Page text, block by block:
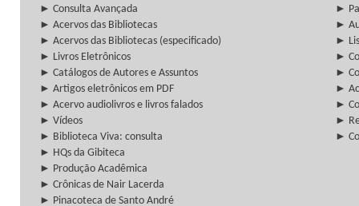
► Consulta Avançada
►
► Acervos das Bibliotecas
►
► Acervos das Bibliotecas (especificado)
►
► Livros Eletrônicos
►
► Catálogos de Autores e Assuntos
►
► Artigos eletrônicos em PDF
►
► Acervo audiolivros e livros falados
►
► Vídeos
►
► Biblioteca Viva: consulta
►
► HQs da Gibiteca
► Produção Acadêmica
► Crônicas de Nair Lacerda
► Pinacoteca de Santo André